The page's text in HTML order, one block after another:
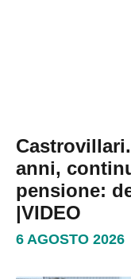
anni,
pensione:
|VIDEO
6 AGOSTO 2026